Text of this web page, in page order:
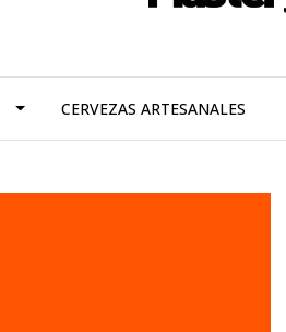
CERVEZAS ARTESANALES